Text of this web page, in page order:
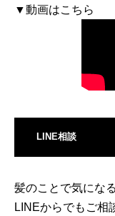
▼動画はこちら
LINE相談
髪のことで気にな
LINEからでもご相